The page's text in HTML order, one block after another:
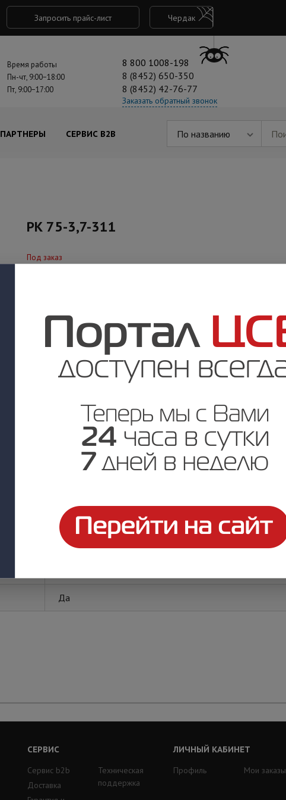
Запросить прайс-лист Чердак
Время работы
Пн-чт, 9:00−18:00
Пт, 9:00−17:00
8 800 1008-198
8 (8452) 650-350
8 (8452) 42-76-77
Заказать обратный звонок
ПАРТНЕРЫ СЕРВИС B2B По названию
РК 75-3,7-311
Под заказ
Да
СЕРВИС
Сервис b2b
Доставка
Техническая
поддержка
ЛИЧНЫЙ КАБИНЕТ
Профиль
Мои заказы